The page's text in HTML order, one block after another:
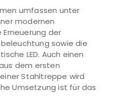
umfassen unter
modernen
der
sowie die
LED. Auch einen
dem ersten
Stahltreppe wird
Umsetzung ist für das